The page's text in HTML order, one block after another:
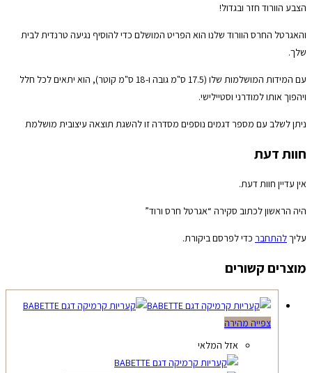
הצבע הוורוד חזר ובגדול!
והאגרטל החרס הוורוד שלנו הוא הפריט המושלם כדי להוסיף נגיעה טרנדית לבית
שלך.
עם המידות המושלמות שלו (17.5 ס"מ גובה ו-18 ס"מ קוטר), הוא יתאים לכל חלל
ויהפוך אותו למודרני וסטיילישי.
ניתן לשלב עם מספר דגמים נוספים מסדרה זו להשגת תוצאה עיצובית מושלמת
חוות דעת
אין עדיין חוות דעת.
היה הראשון לכתוב סקירה “אגרטל חרס ורוד”
עליךלהתחבר כדי לפרסם ביקורת.
מוצרים קשורים
צפייה מהירה
אזל המלאי